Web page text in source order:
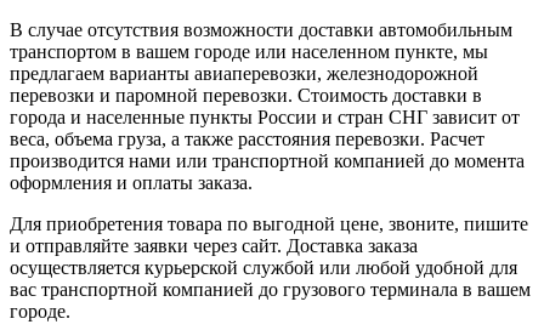
В случае отсутствия возможности доставки автомобильным
транспортом в вашем городе или населенном пункте, мы
предлагаем варианты авиаперевозки, железнодорожной
перевозки и паромной перевозки. Стоимость доставки в
города и населенные пункты России и стран СНГ зависит от
веса, объема груза, а также расстояния перевозки. Расчет
производится нами или транспортной компанией до момента
оформления и оплаты заказа.
Для приобретения товара по выгодной цене, звоните, пишите
и отправляйте заявки через сайт. Доставка заказа
осуществляется курьерской службой или любой удобной для
вас транспортной компанией до грузового терминала в вашем
городе.